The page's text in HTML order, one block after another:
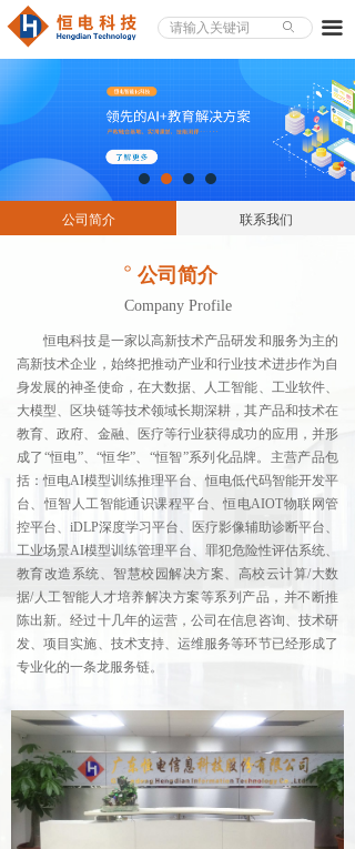
끀
ꄙ
公司简介 联系我们
公司简介
Company Profile
。
恒电科技是一家以高新技术产品研发和服务为主的
高新技术企业，始终把推动产业和行业技术进步作为自
身发展的神圣使命，在大数据、人工智能、工业软件、
大模型、区块链等技术领域长期深耕，其产品和技术在
教育、政府、金融、医疗等行业获得成功的应用，并形
成了“恒电”、“恒华”、“恒智”系列化品牌。主营产品包
括：恒电AI模型训练推理平台、恒电低代码智能开发平
台、恒智人工智能通识课程平台、恒电AIOT物联网管
控平台、iDLP深度学习平台、医疗影像辅助诊断平台、
工业场景AI模型训练管理平台、罪犯危险性评估系统、
教育改造系统、智慧校园解决方案、高校云计算/大数
据/人工智能人才培养解决方案等系列产品，并不断推
陈出新。经过十几年的运营，公司在信息咨询、技术研
发、项目实施、技术支持、运维服务等环节已经形成了
专业化的一条龙服务链。